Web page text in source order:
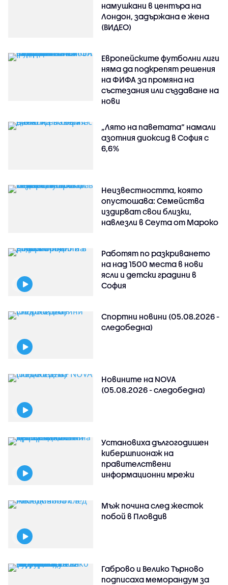
намушкани в центъра на
Лондон, задържана е жена
(ВИДЕО)
Европейските футболни лиги
няма да подкрепят решения
на ФИФА за промяна на
състезания или създаване на
нови
„Лято на паветата“ намали
азотния диоксид в София с
6,6%
Неизвестността, която
опустошава: Семейства
издирват свои близки,
навлезли в Сеута от Мароко
Работят по разкриването
на над 1500 места в нови
ясли и детски градини в
София
Спортни новини (05.08.2026 -
следобедна)
Новините на NOVA
(05.08.2026 - следобедна)
Установиха дългогодишен
кибершпионаж на
правителствени
информационни мрежи
Мъж почина след жесток
побой в Пловдив
Габрово и Велико Търново
подписаха меморандум за